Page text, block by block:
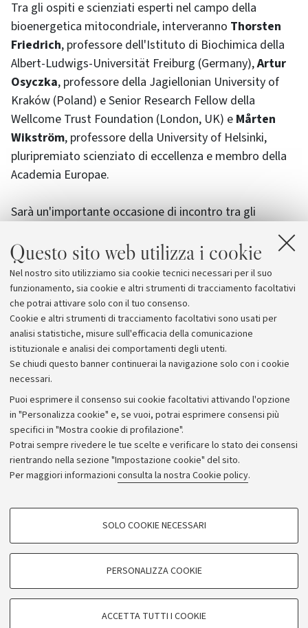
Questo sito web utilizza i cookie
Nel nostro sito utilizziamo sia cookie tecnici necessari per il suo
funzionamento, sia cookie e altri strumenti di tracciamento facoltativi
che potrai attivare solo con il tuo consenso.
Cookie e altri strumenti di tracciamento facoltativi sono usati per
analisi statistiche, misure sull'efficacia della comunicazione
istituzionale e analisi dei comportamenti degli utenti.
Se chiudi questo banner continuerai la navigazione solo con i cookie
necessari.
Puoi esprimere il consenso sui cookie facoltativi attivando l'opzione
in "Personalizza cookie" e, se vuoi, potrai esprimere consensi più
specifici in "Mostra cookie di profilazione".
Potrai sempre rivedere le tue scelte e verificare lo stato dei consensi
rientrando nella sezione "Impostazione cookie" del sito.
Per maggiori informazioni consulta la nostra Cookie policy.
COOKIE DI PROFILAZIONE - FACOLTATIVI
COOKIE TECNICI - NECESSARI
SOLO COOKIE NECESSARI
PERSONALIZZA COOKIE
ACCETTA TUTTI I COOKIE
Tra gli ospiti e scienziati esperti nel campo della
bioenergetica mitocondriale, interveranno Thorsten
Friedrich, professore dell'Istituto di Biochimica della
Albert-Ludwigs-Universität Freiburg (Germany),Artur
Osyczka, professore della Jagiellonian University of
Kraków (Poland) e Senior Research Fellow della
Wellcome Trust Foundation (London, UK) e Mårten
Wikström, professore della University of Helsinki,
pluripremiato scienziato di eccellenza e membro della
Academia Europae.
Sarà un'importante occasione di incontro tra gli
premio Nobel per la Chimica nel 1997, che aprirà i lavori
della giornata di lunedì, e Douglas C. Wallace, padre
della medicina mitocondriale, che terrà il discorso di
chiusura del congresso.
Archivio
Comunicati stampa
Redazione
Rassegna stampa
© Copyright 2026 - ALMA MATER STUDIORUM - Università di
Bologna - Via Zamboni, 33 - 40126 Bologna - PI: 01131710376 -
CF: 80007010376